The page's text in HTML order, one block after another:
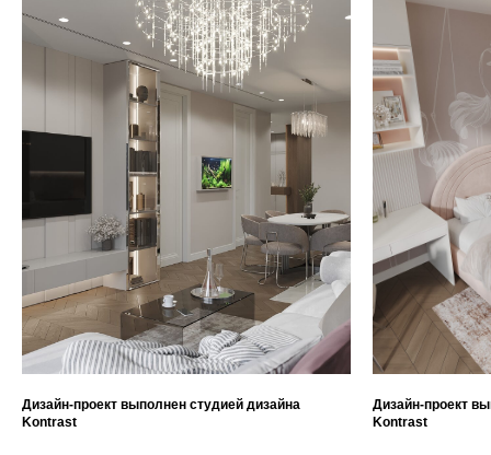
Дизайн-проект выполнен студией дизайна
Kontrast
Дизайн-проект
Kontrast